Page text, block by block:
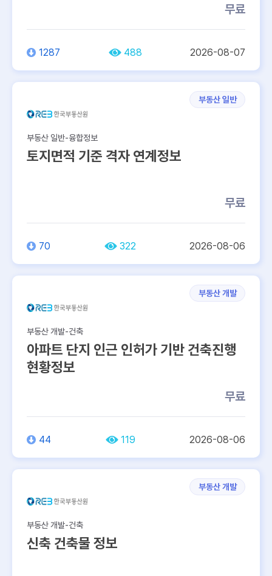
무료
1287 488 2026-08-07
부동산 일반
부동산 일반-융합정보
토지면적 기준 격자 연계정보
무료
70 322 2026-08-06
부동산 개발
부동산 개발-건축
아파트 단지 인근 인허가 기반 건축진행
현황정보
무료
44 119 2026-08-06
부동산 개발
부동산 개발-건축
신축 건축물 정보